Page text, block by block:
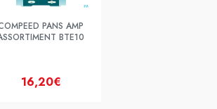
PANS AMP
BTE10
16,20€